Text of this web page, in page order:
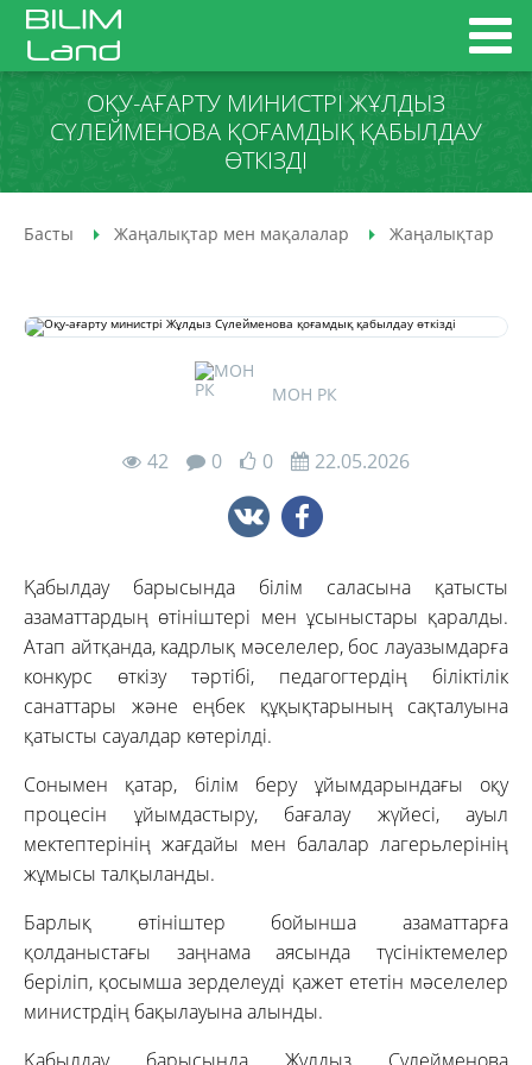
ОҚУ-АҒАРТУ МИНИСТРІ ЖҰЛДЫЗ
СҮЛЕЙМЕНОВА ҚОҒАМДЫҚ ҚАБЫЛДАУ
ӨТКІЗДІ
Басты Жаңалықтар мен мақалалар Жаңалықтар
МОН РК
42 0 0 22.05.2026
Қабылдау барысында білім саласына қатысты
азаматтардың өтініштері мен ұсыныстары қаралды.
Атап айтқанда, кадрлық мәселелер, бос лауазымдарға
конкурс өткізу тәртібі, педагогтердің біліктілік
санаттары және еңбек құқықтарының сақталуына
қатысты сауалдар көтерілді.
Сонымен қатар, білім беру ұйымдарындағы оқу
процесін ұйымдастыру, бағалау жүйесі, ауыл
мектептерінің жағдайы мен балалар лагерьлерінің
жұмысы талқыланды.
Барлық өтініштер бойынша азаматтарға
қолданыстағы заңнама аясында түсініктемелер
беріліп, қосымша зерделеуді қажет ететін мәселелер
министрдің бақылауына алынды.